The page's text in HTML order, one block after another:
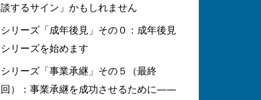
談するサイン」かもしれません
シリーズ「成年後見」その０：成年後見
シリーズを始めます
シリーズ「事業承継」その５（最終
回）：事業承継を成功させるために――